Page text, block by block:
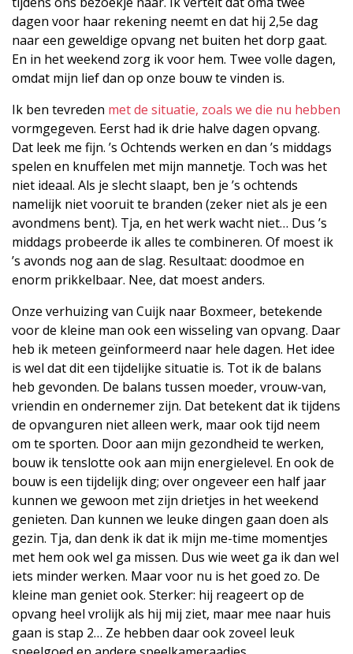
dagen voor haar rekening neemt en dat hij 2,5e dag
naar een geweldige opvang net buiten het dorp gaat.
En in het weekend zorg ik voor hem. Twee volle dagen,
omdat mijn lief dan op onze bouw te vinden is.
Ik ben tevreden met de situatie, zoals we die nu hebben
vormgegeven. Eerst had ik drie halve dagen opvang.
Dat leek me fijn. ’s Ochtends werken en dan ’s middags
spelen en knuffelen met mijn mannetje. Toch was het
niet ideaal. Als je slecht slaapt, ben je ’s ochtends
namelijk niet vooruit te branden (zeker niet als je een
avondmens bent). Tja, en het werk wacht niet… Dus ’s
middags probeerde ik alles te combineren. Of moest ik
’s avonds nog aan de slag. Resultaat: doodmoe en
enorm prikkelbaar. Nee, dat moest anders.
Onze verhuizing van Cuijk naar Boxmeer, betekende
voor de kleine man ook een wisseling van opvang. Daar
heb ik meteen geïnformeerd naar hele dagen. Het idee
is wel dat dit een tijdelijke situatie is. Tot ik de balans
heb gevonden. De balans tussen moeder, vrouw-van,
vriendin en ondernemer zijn. Dat betekent dat ik tijdens
de opvanguren niet alleen werk, maar ook tijd neem
om te sporten. Door aan mijn gezondheid te werken,
bouw ik tenslotte ook aan mijn energielevel. En ook de
bouw is een tijdelijk ding; over ongeveer een half jaar
kunnen we gewoon met zijn drietjes in het weekend
genieten. Dan kunnen we leuke dingen gaan doen als
gezin. Tja, dan denk ik dat ik mijn me-time momentjes
met hem ook wel ga missen. Dus wie weet ga ik dan wel
iets minder werken. Maar voor nu is het goed zo. De
kleine man geniet ook. Sterker: hij reageert op de
opvang heel vrolijk als hij mij ziet, maar mee naar huis
gaan is stap 2… Ze hebben daar ook zoveel leuk